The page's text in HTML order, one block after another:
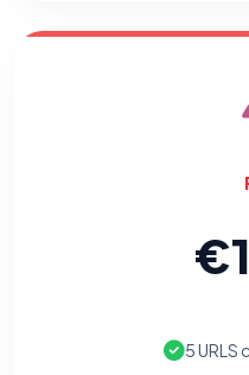
5 URLS
mesurer l'efficacité de nos
Meta/Facebook). Vous
pixels 2026 / FAQ juillet
vous opposer à ce suivi ») —
(section